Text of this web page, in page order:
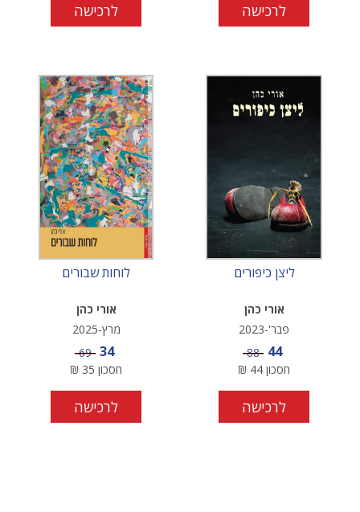
לרכישה לרכישה
ליצן כיפורים
אורי כהן
פבר'-2023
מחיר מבצע
44 מחיר
88
חסכון 44
₪
לרכישה
לוחות שבורים
אורי כהן
מרץ-2025
מחיר מבצע
34 מחיר
69
חסכון 35
₪
לרכישה